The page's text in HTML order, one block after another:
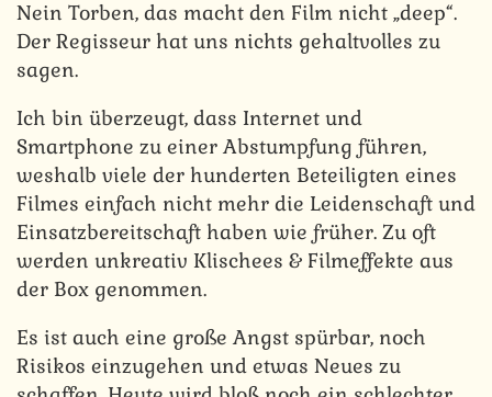
Nein Torben, das macht den Film nicht „deep“.
Der Regisseur hat uns nichts gehaltvolles zu
sagen.
Ich bin überzeugt, dass Internet und
Smartphone zu einer Abstumpfung führen,
weshalb viele der hunderten Beteiligten eines
Filmes einfach nicht mehr die Leidenschaft und
Einsatzbereitschaft haben wie früher. Zu oft
werden unkreativ Klischees & Filmeffekte aus
der Box genommen.
Es ist auch eine große Angst spürbar, noch
Risikos einzugehen und etwas Neues zu